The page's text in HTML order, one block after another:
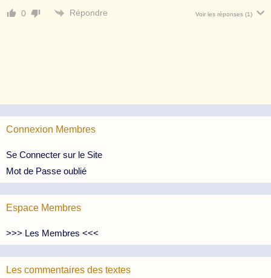
0 Répondre Voir les réponses (1)
Connexion Membres
Se Connecter sur le Site
Mot de Passe oublié
Espace Membres
>>> Les Membres <<<
Les commentaires des textes